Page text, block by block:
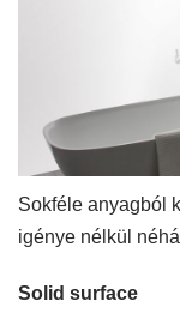
Sokféle anyagból
igénye nélkül
Solid surface